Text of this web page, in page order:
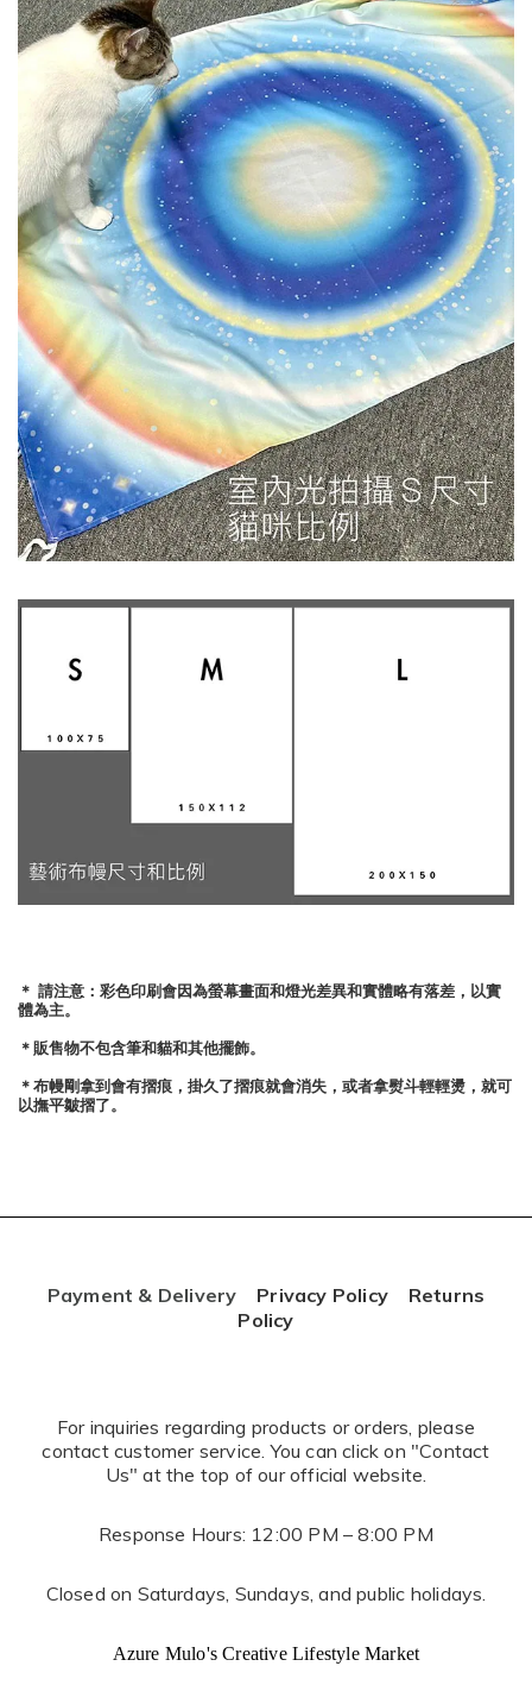
＊ 請注意：彩色印刷會因為螢幕畫面和燈光差異和實體略有落差，以實
體為主。
＊販售物不包含筆和貓和其他擺飾。
＊布幔剛拿到會有摺痕，掛久了摺痕就會消失，或者拿熨斗輕輕燙，就可
以撫平皺摺了。
Payment & Delivery Privacy Policy
Returns
Policy
For inquiries regarding products or orders, please
contact customer service. You can click on "Contact
Us" at the top of our official website.
Response Hours: 12:00 PM – 8:00 PM
Closed on Saturdays, Sundays, and public holidays.
Azure Mulo's Creative Lifestyle Market